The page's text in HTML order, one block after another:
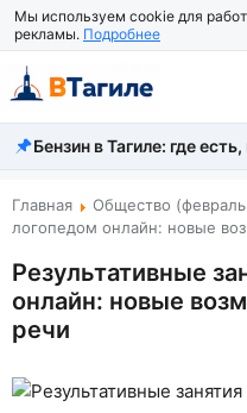
Мы используем cookie для
рекламы. Подробнее
Все новости
Происшествия
Власть
Жизнь
Экономика
Бензин в Тагиле: где есть,
Главная Общество
логопедом онлайн: новые
Результативные
онлайн: новые
речи